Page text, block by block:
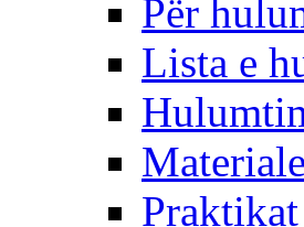
Për
Lista e